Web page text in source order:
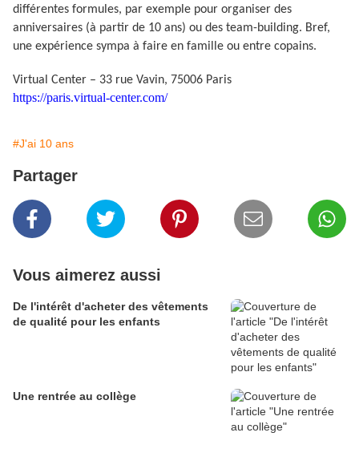
différentes formules, par exemple pour organiser des
anniversaires (à partir de 10 ans) ou des team-building. Bref,
une expérience sympa à faire en famille ou entre copains.
Virtual Center – 33 rue Vavin, 75006 Paris
https://paris.virtual-center.com/
#J'ai 10 ans
Partager
Vous aimerez aussi
De l'intérêt d'acheter des vêtements
de qualité pour les enfants
Une rentrée au collège